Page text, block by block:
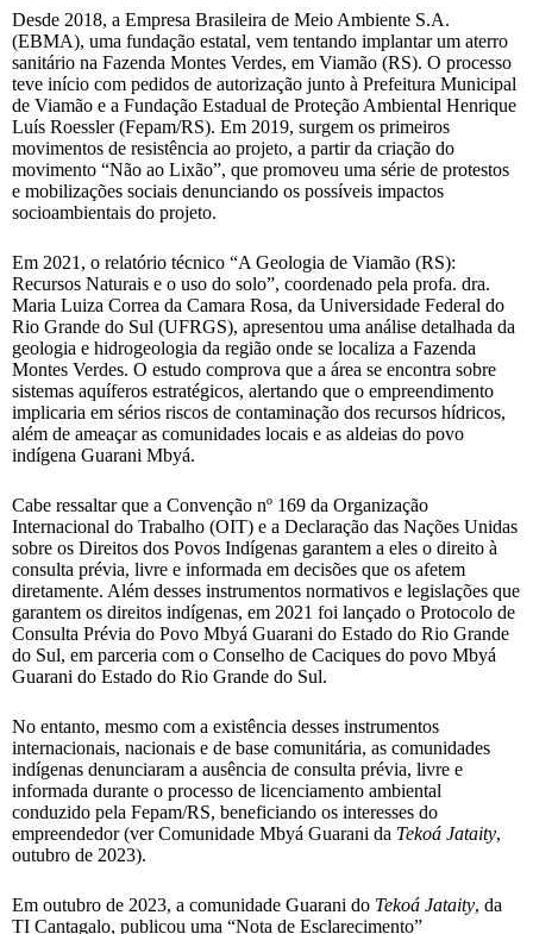
Desde 2018, a Empresa Brasileira de Meio Ambiente S.A.
(EBMA), uma fundação estatal, vem tentando implantar um aterro
sanitário na Fazenda Montes Verdes, em Viamão (RS). O processo
teve início com pedidos de autorização junto à Prefeitura Municipal
de Viamão e a Fundação Estadual de Proteção Ambiental Henrique
Luís Roessler (Fepam/RS). Em 2019, surgem os primeiros
movimentos de resistência ao projeto, a partir da criação do
movimento “Não ao Lixão”, que promoveu uma série de protestos
e mobilizações sociais denunciando os possíveis impactos
socioambientais do projeto.
Em 2021, o relatório técnico “A Geologia de Viamão (RS):
Recursos Naturais e o uso do solo”, coordenado pela profa. dra.
Maria Luiza Correa da Camara Rosa, da Universidade Federal do
Rio Grande do Sul (UFRGS), apresentou uma análise detalhada da
geologia e hidrogeologia da região onde se localiza a Fazenda
Montes Verdes. O estudo comprova que a área se encontra sobre
sistemas aquíferos estratégicos, alertando que o empreendimento
implicaria em sérios riscos de contaminação dos recursos hídricos,
além de ameaçar as comunidades locais e as aldeias do povo
indígena Guarani Mbyá.
Cabe ressaltar que a Convenção nº 169 da Organização
Internacional do Trabalho (OIT) e a Declaração das Nações Unidas
sobre os Direitos dos Povos Indígenas garantem a eles o direito à
consulta prévia, livre e informada em decisões que os afetem
diretamente. Além desses instrumentos normativos e legislações que
garantem os direitos indígenas, em 2021 foi lançado o Protocolo de
Consulta Prévia do Povo Mbyá Guarani do Estado do Rio Grande
do Sul, em parceria com o Conselho de Caciques do povo Mbyá
Guarani do Estado do Rio Grande do Sul.
No entanto, mesmo com a existência desses instrumentos
internacionais, nacionais e de base comunitária, as comunidades
indígenas denunciaram a ausência de consulta prévia, livre e
informada durante o processo de licenciamento ambiental
conduzido pela Fepam/RS, beneficiando os interesses do
empreendedor (ver Comunidade Mbyá Guarani da Tekoá Jataity,
outubro de 2023).
Em outubro de 2023, a comunidade Guarani do Tekoá Jataity, da
TI Cantagalo, publicou uma “Nota de Esclarecimento”